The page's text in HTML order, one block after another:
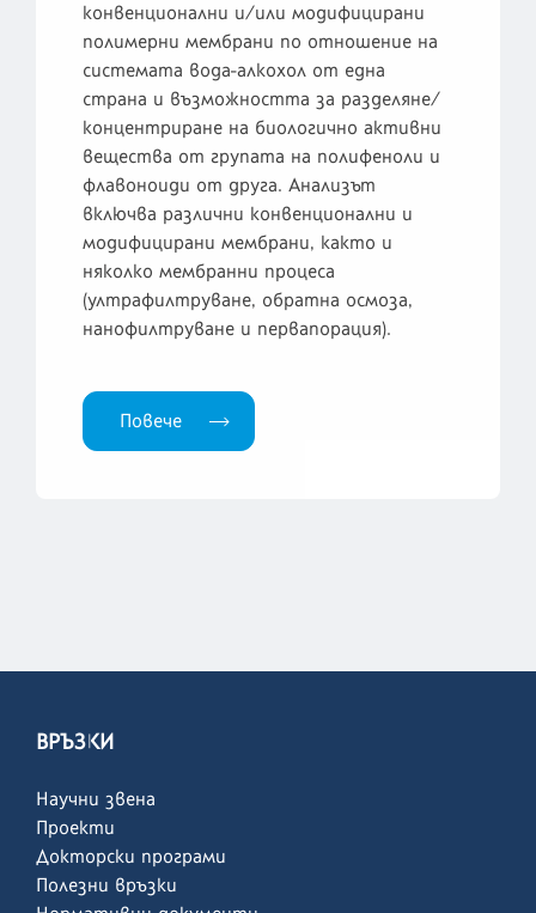
конвенционални и/или модифицирани
полимерни мембрани по отношение на
системата вода-алкохол от една
страна и възможността за разделяне/
концентриране на биологично активни
вещества от групата на полифеноли и
флавоноиди от друга. Анализът
включва различни конвенционални и
модифицирани мембрани, както и
няколко мембранни процеса
(ултрафилтруване, обратна осмоза,
нанофилтруване и первапорация).
Повече
ВРЪЗКИ
Научни звена
Проекти
Докторски програми
Полезни връзки